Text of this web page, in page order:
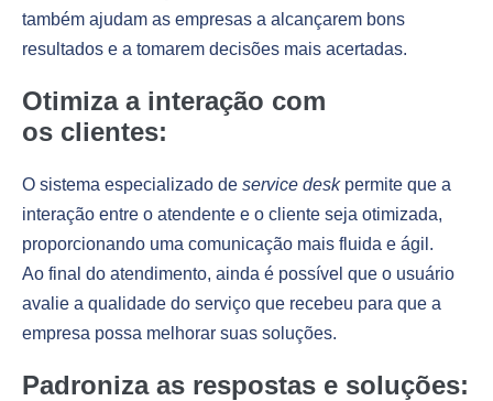
também ajudam as empresas a alcançarem bons
resultados e a tomarem decisões mais acertadas.
Otimiza a interação com
os clientes:
O sistema especializado de service deskpermite que a
interação entre o atendente e o cliente seja otimizada,
proporcionando uma comunicação mais fluida e ágil.
Ao final do atendimento, ainda é possível que o usuário
avalie a qualidade do serviço que recebeu para que a
empresa possa melhorar suas soluções.
Padroniza as respostas e soluções: